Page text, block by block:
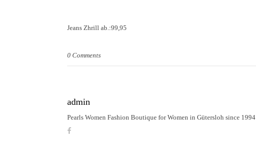
Jeans Zhrill ab.:99,95
0 Comments
admin
Pearls Women Fashion Boutique for Women in Gütersloh since 1994